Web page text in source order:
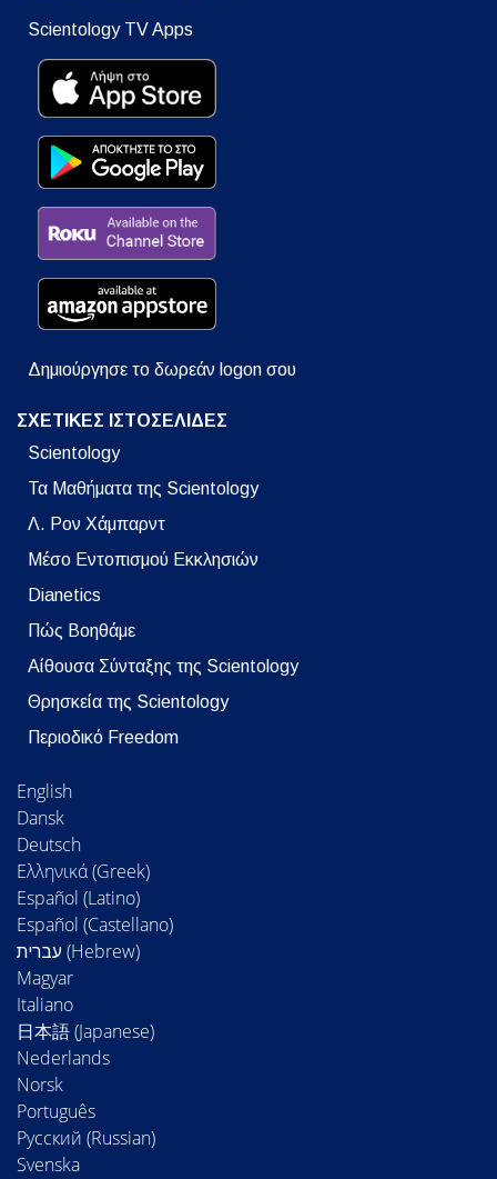
Scientology TV Apps
Δημιούργησε το δωρεάν logon σου
ΣΧΕΤΙΚΕΣ ΙΣΤΟΣΕΛΙΔΕΣ
Scientology
Τα Μαθήματα της Scientology
Λ. Ρον Χάμπαρντ
Μέσο Εντοπισμού Εκκλησιών
Dianetics
Πώς Βοηθάμε
Αίθουσα Σύνταξης της Scientology
Θρησκεία της Scientology
Περιοδικό Freedom
English
Dansk
Deutsch
Ελληνικά (Greek)
Español (Latino)
Español (Castellano)
Magyar
Italiano
日本語 (Japanese)
Nederlands
Norsk
Português
Русский (Russian)
Svenska